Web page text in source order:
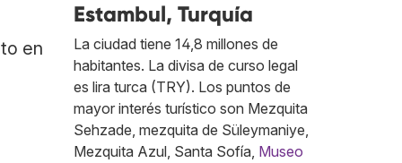
en
Estambul, Turquía
La ciudad tiene 14,8 millones de
habitantes. La divisa de curso legal
es lira turca (TRY). Los puntos de
mayor interés turístico son Mezquita
Sehzade, mezquita de Süleymaniye,
Mezquita Azul, Santa Sofía, Museo